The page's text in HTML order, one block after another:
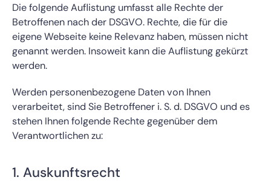
Die folgende Auflistung umfasst alle Rechte der
Betroffenen nach der DSGVO. Rechte, die für die
eigene Webseite keine Relevanz haben, müssen nicht
genannt werden. Insoweit kann die Auflistung gekürzt
werden.
Werden personenbezogene Daten von Ihnen
verarbeitet, sind Sie Betroffener i. S. d. DSGVO und es
stehen Ihnen folgende Rechte gegenüber dem
Verantwortlichen zu:
1. Auskunftsrecht